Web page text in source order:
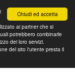
Chiudi ed accetta
ai partner che si
potrebbero combinarle
dei loro servizi.
del sito l'utente presta il